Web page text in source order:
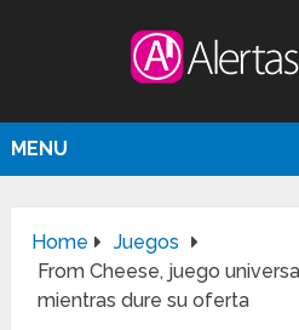
MENU
Home
Juegos
From Cheese, juego
mientras dure su oferta